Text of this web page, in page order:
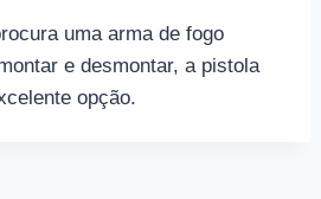
uma arma de fogo
e desmontar, a pistola
opção.